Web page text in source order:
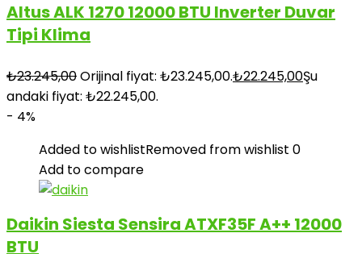
Altus ALK 1270 12000 BTU Inverter Duvar
Tipi Klima
₺23.245,00Orijinal fiyat: ₺23.245,00.₺22.245,00Şu
andaki fiyat: ₺22.245,00.
- 4%
Added to wishlistRemoved from wishlist 0
Add to compare
Daikin Siesta Sensira ATXF35F A++ 12000
BTU